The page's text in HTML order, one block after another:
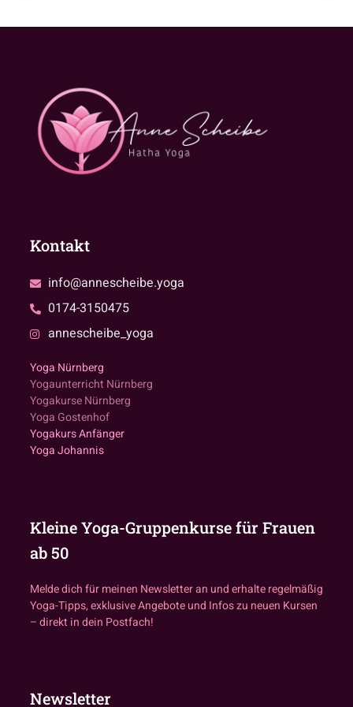
Kontakt
info@annescheibe.yoga
0174-3150475
annescheibe_yoga
Yoga Nürnberg
Yogaunterricht Nürnberg
Yogakurse Nürnberg
Yoga Gostenhof
Yogakurs Anfänger
Yoga Johannis
Kleine Yoga-Gruppenkurse für Frauen
ab 50
Melde dich für meinen Newsletter an und erhalte regelmäßig
Yoga-Tipps, exklusive Angebote und Infos zu neuen Kursen
– direkt in dein Postfach!
Newsletter